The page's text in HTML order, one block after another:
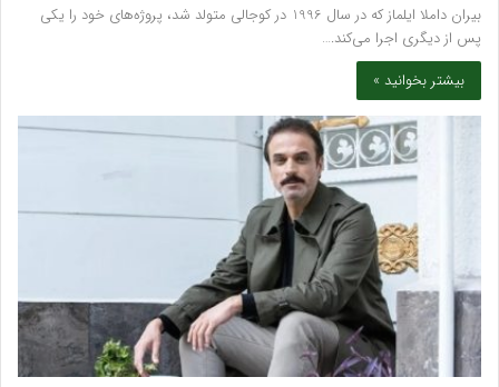
بیران داملا ایلماز که در سال 1996 در کوجالی متولد شد، پروژه‌های خود را یکی
پس از دیگری اجرا می‌کند.…
بیشتر بخوانید »